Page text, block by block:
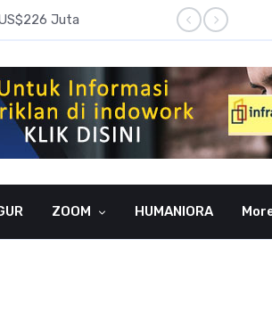
Juta Laba
ZOOM HUMANIORA